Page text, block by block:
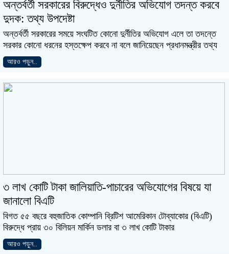
অন্তর্বর্তী সরকারের বিরুদ্ধেও দুর্নীতির অভিযোগ তদন্ত করবে
দুদক: তথ্য উপদেষ্টা
অন্তর্বর্তী সরকারের সময়ে সংঘটিত কোনো দুর্নীতির অভিযোগ এলে তা তদন্তে
সরকার কোনো ধরনের হস্তক্ষেপ করবে না বলে জানিয়েছেন প্রধানমন্ত্রীর তথ্য
আরও পড়ুন..
৩ লাখ কোটি টাকা জালিয়াতি-পাচারের অভিযোগের বিষয়ে যা
জানালো বিএটি
বিগত ৫৫ বছরে বহুজাতিক কোম্পানি ব্রিটিশ আমেরিকান টোব্যাকোর (বিএটি)
বিরুদ্ধে প্রায় ৩০ বিলিয়ন মার্কিন ডলার বা ৩ লাখ কোটি টাকার
আরও পড়ুন..